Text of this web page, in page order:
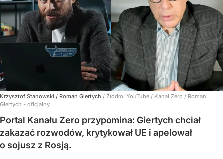
Krzysztof Stanowski / Roman Giertych / Źródło: YouTube / Kanał Zero / Roman
Giertych - oficjalny
Portal Kanału Zero przypomina: Giertych chciał
zakazać rozwodów, krytykował UE i apelował
o sojusz z Rosją.